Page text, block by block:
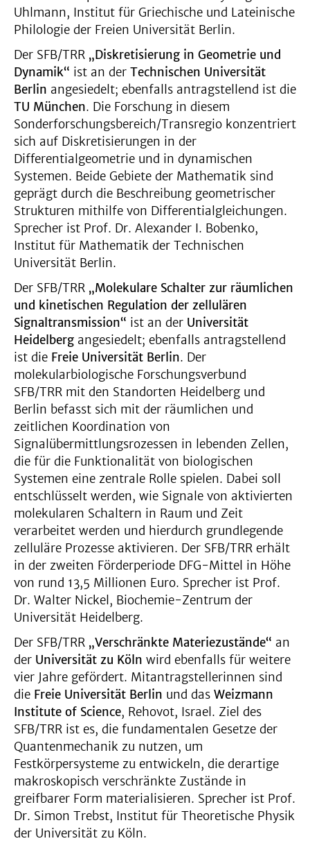
Uhlmann, Institut für Griechische und Lateinische
Philologie der Freien Universität Berlin.
Der SFB/TRR „Diskretisierung in Geometrie und
Dynamik“ ist an der Technischen Universität
Berlin angesiedelt; ebenfalls antragstellend ist die
TU München. Die Forschung in diesem
Sonderforschungsbereich/Transregio konzentriert
sich auf Diskretisierungen in der
Differentialgeometrie und in dynamischen
Systemen. Beide Gebiete der Mathematik sind
geprägt durch die Beschreibung geometrischer
Strukturen mithilfe von Differentialgleichungen.
Sprecher ist Prof. Dr. Alexander I. Bobenko,
Institut für Mathematik der Technischen
Universität Berlin.
Der SFB/TRR „Molekulare Schalter zur räumlichen
und kinetischen Regulation der zellulären
Signaltransmission“ ist an der Universität
Heidelberg angesiedelt; ebenfalls antragstellend
ist die Freie Universität Berlin. Der
molekularbiologische Forschungsverbund
SFB/TRR mit den Standorten Heidelberg und
Berlin befasst sich mit der räumlichen und
zeitlichen Koordination von
Signalübermittlungsrozessen in lebenden Zellen,
die für die Funktionalität von biologischen
Systemen eine zentrale Rolle spielen. Dabei soll
entschlüsselt werden, wie Signale von aktivierten
molekularen Schaltern in Raum und Zeit
verarbeitet werden und hierdurch grundlegende
zelluläre Prozesse aktivieren. Der SFB/TRR erhält
in der zweiten Förderperiode DFG-Mittel in Höhe
von rund 13,5 Millionen Euro. Sprecher ist Prof.
Dr. Walter Nickel, Biochemie-Zentrum der
Universität Heidelberg.
Der SFB/TRR „Verschränkte Materiezustände“ an
der Universität zu Köln wird ebenfalls für weitere
vier Jahre gefördert. Mitantragstellerinnen sind
die Freie Universität Berlin und das Weizmann
Institute of Science, Rehovot, Israel. Ziel des
SFB/TRR ist es, die fundamentalen Gesetze der
Quantenmechanik zu nutzen, um
Festkörpersysteme zu entwickeln, die derartige
makroskopisch verschränkte Zustände in
greifbarer Form materialisieren. Sprecher ist Prof.
Dr. Simon Trebst, Institut für Theoretische Physik
der Universität zu Köln.